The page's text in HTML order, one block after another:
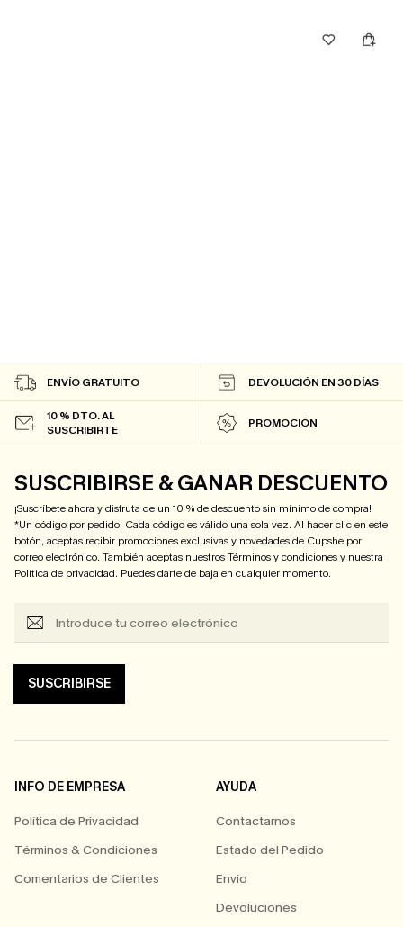
ENVÍO GRATUITO DEVOLUCIÓN EN 30 DÍAS
10 % DTO. AL
SUSCRIBIRTE
PROMOCIÓN
SUSCRIBIRSE & GANAR DESCUENTO
¡Suscríbete ahora y disfruta de un 10 % de descuento sin mínimo de compra!
*Un código por pedido. Cada código es válido una sola vez. Al hacer clic en este
botón, aceptas recibir promociones exclusivas y novedades de Cupshe por
correo electrónico. También aceptas nuestrosTérminos y condicionesy nuestra
Política de privacidad. Puedes darte de baja en cualquier momento.
SUSCRIBIRSE
INFO DE EMPRESA
Política de Privacidad
Términos & Condiciones
Comentarios de Clientes
AYUDA
Contactarnos
Estado del Pedido
Envío
Devoluciones